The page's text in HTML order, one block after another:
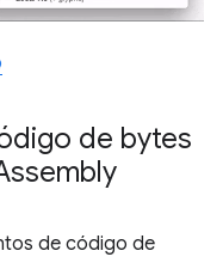
de bytes
de código de